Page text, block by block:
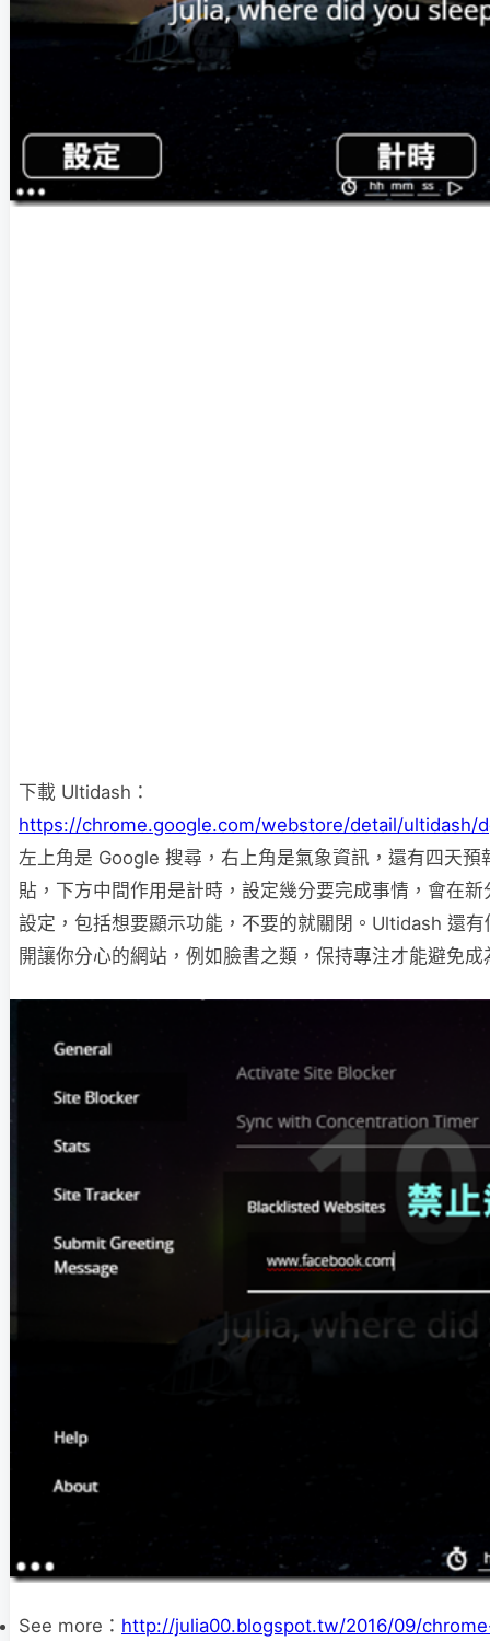
下載 Ultidash：
https://chrome.google.com/webstore/detail/ultidash/
左上角是 Google 搜尋，右上角是氣象資訊，還有四天
貼，下方中間作用是計時，設定幾分要完成事情，會在
設定，包括想要顯示功能，不要的就關閉。Ultidash 還
開讓你分心的網站，例如臉書之類，保持專注才能避免
See more： http://julia00.blogspot.tw/2016/09/